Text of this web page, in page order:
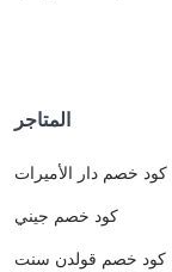
المتاجر
كود خصم دار الأميرات
كود خصم جيني
كود خصم قولدن سنت